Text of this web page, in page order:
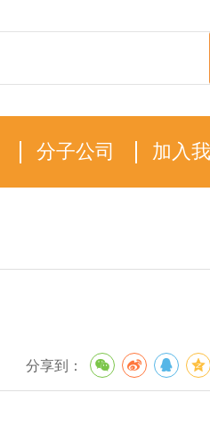
分子公司 加入
分享到：